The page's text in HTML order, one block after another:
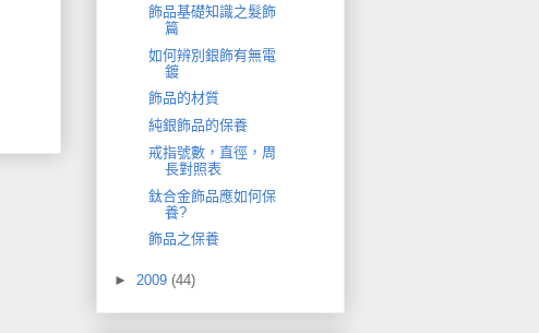
飾品基礎知識之髮飾
篇
如何辨別銀飾有無電
鍍
飾品的材質
純銀飾品的保養
戒指號數，直徑，周
長對照表
鈦合金飾品應如何保
養?
飾品之保養
► 2009 (44)